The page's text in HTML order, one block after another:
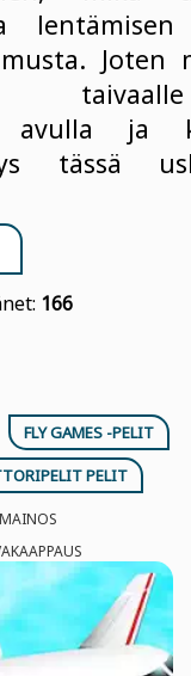
lentämisen
Joten
avulla ja
tässä
166
FLY GAMES -PELIT
PELIT
MAINOS